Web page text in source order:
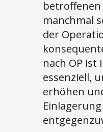
manchmal
der
nach OP ist
essenziell,
erhöhen